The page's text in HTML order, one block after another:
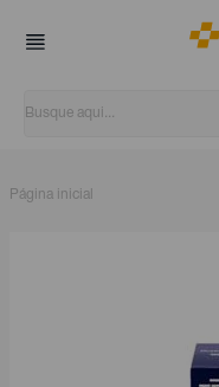
Página inicial